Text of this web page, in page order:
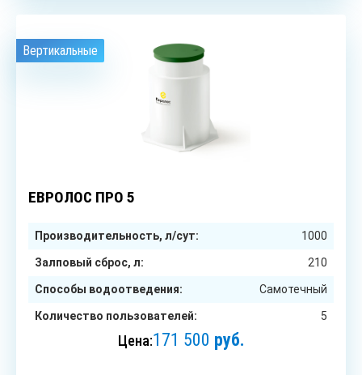
Вертикальные
ЕВРОЛОС ПРО 5
Производительность, л/сут: 1000
Залповый сброс, л: 210
Способы водоотведения: Самотечный
Количество пользователей: 5
Цена:171 500 руб.